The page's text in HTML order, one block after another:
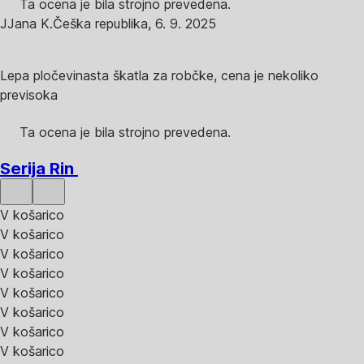
Ta ocena je bila strojno prevedena.
JJana K.Češka republika, 6. 9. 2025
Lepa pločevinasta škatla za robčke, cena je nekoliko
previsoka
Ta ocena je bila strojno prevedena.
Serija Rin
V košarico
V košarico
V košarico
V košarico
V košarico
V košarico
V košarico
V košarico